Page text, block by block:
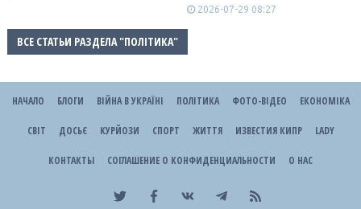
2026-07-29 08:27
ВСЕ СТАТЬИ РАЗДЕЛА "ПОЛІТИКА"
НАЧАЛО БЛОГИ ВІЙНА В УКРАЇНІ ПОЛІТИКА ФОТО-ВІДЕО ЕКОНОМІКА
СВІТ ДОСЬЄ КУРЙОЗИ СПОРТ ЖИТТЯ ИЗВЕСТИЯ КИПР LADY
КОНТАКТЫ СОГЛАШЕНИЕ О КОНФИДЕНЦИАЛЬНОСТИ О НАС